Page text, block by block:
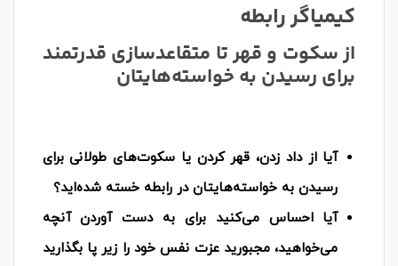
کیمیاگر رابطه
از سکوت و قهر تا متقاعدسازی قدرتمند
برای رسیدن به خواسته‌هایتان
آیا از داد زدن، قهر کردن یا سکوت‌های طولانی برای
رسیدن به خواسته‌هایتان در رابطه خسته شده‌اید؟
آیا احساس می‌کنید برای به دست آوردن آنچه
می‌خواهید، مجبورید عزت نفس خود را زیر پا بگذارید